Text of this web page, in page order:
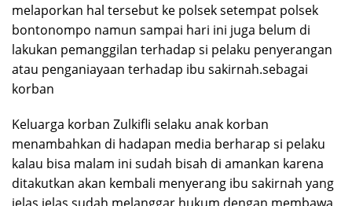
melaporkan hal tersebut ke polsek setempat polsek
bontonompo namun sampai hari ini juga belum di
lakukan pemanggilan terhadap si pelaku penyerangan
atau penganiayaan terhadap ibu sakirnah.sebagai
korban
Keluarga korban Zulkifli selaku anak korban
menambahkan di hadapan media berharap si pelaku
kalau bisa malam ini sudah bisah di amankan karena
ditakutkan akan kembali menyerang ibu sakirnah yang